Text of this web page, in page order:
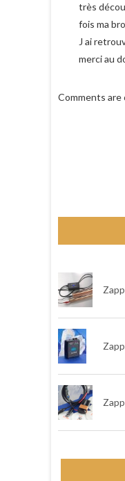
très
fois ma
J ai
merci au
Comments are